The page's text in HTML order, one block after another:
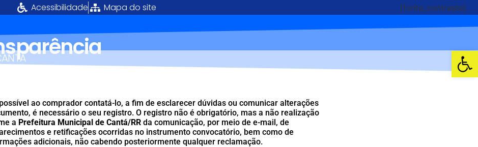
Abrir
Acessibilidade Mapa do site [fonte_contraste]
ao comprador contatá-lo, a fim de esclarecer dúvidas ou comunicar alterações
é necessário o seu registro. O registro não é obrigatório, mas a não realização
a Prefeitura Municipal de Cantá/RR da comunicação, por meio de e-mail, de
e retificações ocorridas no instrumento convocatório, bem como de
adicionais, não cabendo posteriormente qualquer reclamação.